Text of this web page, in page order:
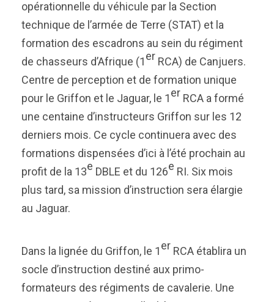
opérationnelle du véhicule par la Section
technique de l’armée de Terre (STAT) et la
formation des escadrons au sein du régiment
de chasseurs d’Afrique (1er RCA) de Canjuers.
Centre de perception et de formation unique
pour le Griffon et le Jaguar, le 1er RCA a formé
une centaine d’instructeurs Griffon sur les 12
derniers mois. Ce cycle continuera avec des
formations dispensées d’ici à l’été prochain au
profit de la 13e DBLE et du 126e RI. Six mois
plus tard, sa mission d’instruction sera élargie
au Jaguar.
Dans la lignée du Griffon, le 1er RCA établira un
socle d’instruction destiné aux primo-
formateurs des régiments de cavalerie. Une